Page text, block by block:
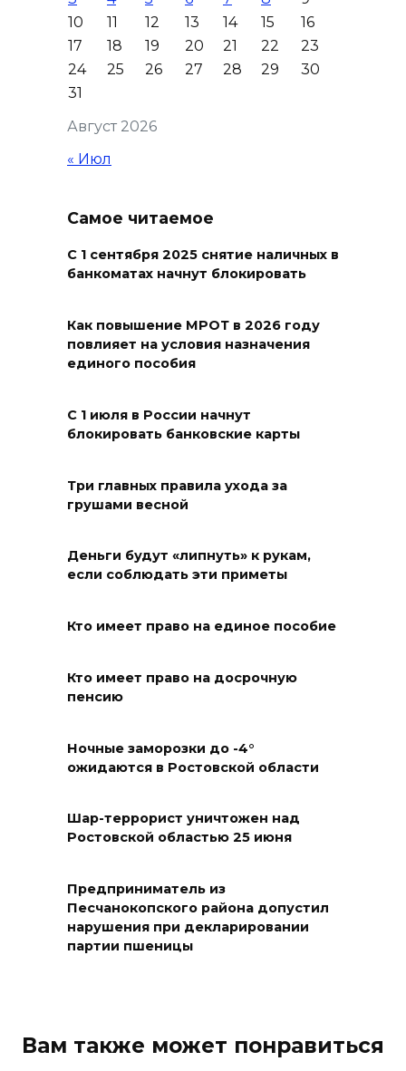
отключат воду из-за
капремонта сетей
07 августа 2026 20:32
осквернивших стелу
«Освободителям Ростова»
Ростовской области призвала
водителей быть осторожными
07 августа 2026 19:39
отметят День физкультурника
В Таганроге из-за аварии
улицах
В Ростовской области более
осваивают новые профессии
Бесплатные путевки для 17
оздоровительная кампания
Судьба аварийного особняка
в донской столице
07 августа 2026 18:25
Август 2026
10
11 12 13 14 15
16
17
18 19 20 21 22
23
24
25 26 27 28 29
30
31
« Июл
Самое читаемое
С 1 сентября 2025 снятие наличных в
банкоматах начнут блокировать
Как повышение МРОТ в 2026 году
повлияет на условия назначения
единого пособия
С 1 июля в России начнут
блокировать банковские карты
Три главных правила ухода за
грушами весной
Деньги будут «липнуть» к рукам,
если соблюдать эти приметы
Кто имеет право на единое пособие
Кто имеет право на досрочную
пенсию
Ночные заморозки до -4°
ожидаются в Ростовской области
Шар-террорист уничтожен над
Ростовской областью 25 июня
Предприниматель из
Песчанокопского района допустил
нарушения при декларировании
партии пшеницы
Вам также может понравиться